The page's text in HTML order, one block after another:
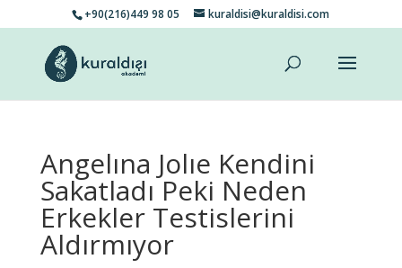
+90(216)449 98 05 kuraldisi@kuraldisi.com
Angelına Jolıe Kendini
Sakatladı Peki Neden
Erkekler Testislerini
Aldırmıyor